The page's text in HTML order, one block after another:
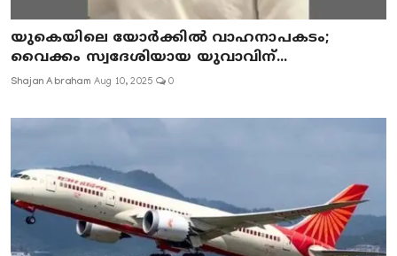
യുകെയിലെ യോർക്കിൽ വാഹനാപകടം;
വൈക്കം സ്വദേശിയായ യുവാവിന്...
Shajan Abraham Aug 10, 2025 0